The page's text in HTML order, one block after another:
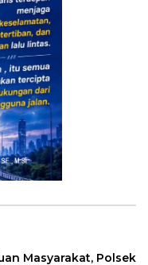
Masyarakat, Polsek